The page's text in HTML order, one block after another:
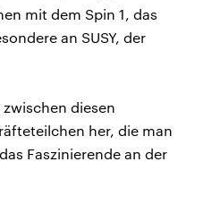
mit dem Spin 1, das
an SUSY, der
diesen
her, die man
Faszinierende an der